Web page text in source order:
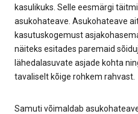
kasulikuks. Selle eesmärgi
asukohateave. Asukohateave
kasutuskogemust
näiteks esitades paremaid
lähedalasuvate asjade kohta
tavaliselt kõige rohkem rahvast.
Samuti võimaldab